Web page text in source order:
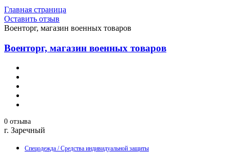
Главная страница
Оставить отзыв
Военторг, магазин военных товаров
Военторг, магазин военных товаров
0 отзыва
г. Заречный
Спецодежда / Средства индивидуальной защиты